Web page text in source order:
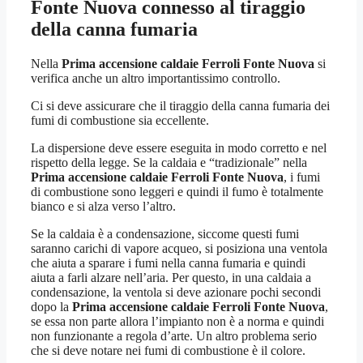
Fonte Nuova connesso al tiraggio
della canna fumaria
Nella Prima accensione caldaie Ferroli Fonte Nuova si
verifica anche un altro importantissimo controllo.
Ci si deve assicurare che il tiraggio della canna fumaria dei
fumi di combustione sia eccellente.
La dispersione deve essere eseguita in modo corretto e nel
rispetto della legge. Se la caldaia e “tradizionale” nella
Prima accensione caldaie Ferroli Fonte Nuova, i fumi
di combustione sono leggeri e quindi il fumo è totalmente
bianco e si alza verso l’altro.
Se la caldaia è a condensazione, siccome questi fumi
saranno carichi di vapore acqueo, si posiziona una ventola
che aiuta a sparare i fumi nella canna fumaria e quindi
aiuta a farli alzare nell’aria. Per questo, in una caldaia a
condensazione, la ventola si deve azionare pochi secondi
dopo la Prima accensione caldaie Ferroli Fonte Nuova,
se essa non parte allora l’impianto non è a norma e quindi
non funzionante a regola d’arte. Un altro problema serio
che si deve notare nei fumi di combustione è il colore.